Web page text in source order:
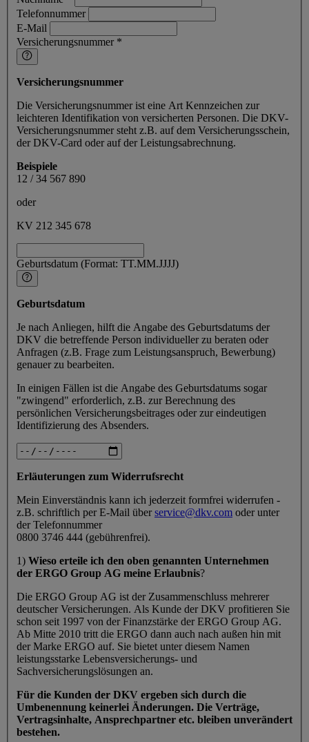
Telefonnummer
E-Mail
Versicherungsnummer *
Versicherungsnummer
Die Versicherungsnummer ist eine Art Kennzeichen zur
leichteren Identifikation von versicherten Personen. Die DKV-
Versicherungsnummer steht z.B. auf dem Versicherungsschein,
der DKV-Card oder auf der Leistungsabrechnung.
Beispiele
12 / 34 567 890
oder
KV 212 345 678
Geburtsdatum (Format: TT.MM.JJJJ)
Geburtsdatum
Je nach Anliegen, hilft die Angabe des Geburtsdatums der
DKV die betreffende Person individueller zu beraten oder
Anfragen (z.B. Frage zum Leistungsanspruch, Bewerbung)
genauer zu bearbeiten.
In einigen Fällen ist die Angabe des Geburtsdatums sogar
"zwingend" erforderlich, z.B. zur Berechnung des
persönlichen Versicherungsbeitrages oder zur eindeutigen
Identifizierung des Absenders.
Erläuterungen zum Widerrufsrecht
Mein Einverständnis kann ich jederzeit formfrei widerrufen -
z.B. schriftlich per E-Mail überservice@dkv.com oder unter
der Telefonnummer
0800 3746 444 (gebührenfrei).
1) Wieso erteile ich den oben genannten Unternehmen
der ERGO Group AG meine Erlaubnis?
Die ERGO Group AG ist der Zusammenschluss mehrerer
deutscher Versicherungen. Als Kunde der DKV profitieren Sie
schon seit 1997 von der Finanzstärke der ERGO Group AG.
Ab Mitte 2010 tritt die ERGO dann auch nach außen hin mit
der Marke ERGO auf. Sie bietet unter diesem Namen
leistungsstarke Lebensversicherungs- und
Sachversicherungslösungen an.
Für die Kunden der DKV ergeben sich durch die
Umbenennung keinerlei Änderungen. Die Verträge,
Vertragsinhalte, Ansprechpartner etc. bleiben unverändert
bestehen.